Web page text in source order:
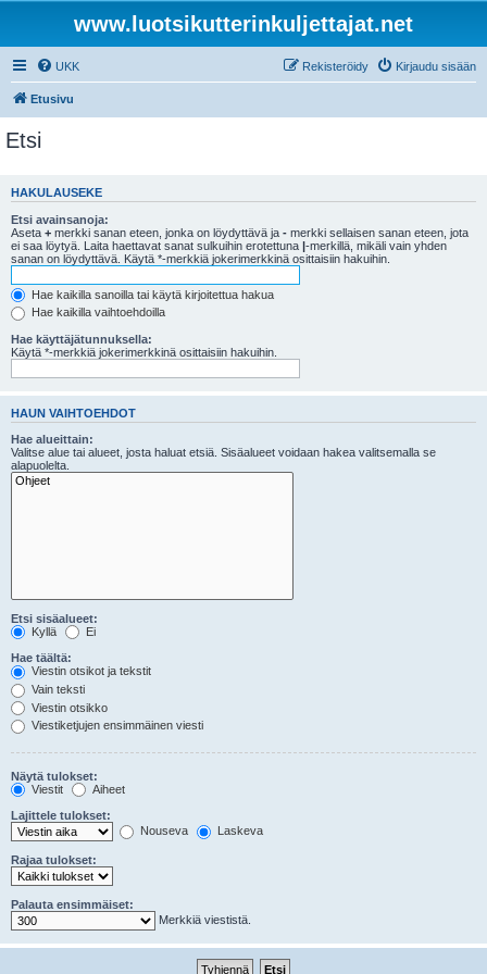
www.luotsikutterinkuljettajat.net
UKK Kirjaudu sisään
Rekisteröidy
Etusivu
Etsi
HAKULAUSEKE
Etsi avainsanoja:
Aseta + merkki sanan eteen, jonka on löydyttävä ja - merkki sellaisen sanan eteen, jota
ei saa löytyä. Laita haettavat sanat sulkuihin erotettuna |-merkillä, mikäli vain yhden
sanan on löydyttävä. Käytä *-merkkiä jokerimerkkinä osittaisiin hakuihin.
Hae kaikilla sanoilla tai käytä kirjoitettua hakua
Hae kaikilla vaihtoehdoilla
Hae käyttäjätunnuksella:
Käytä *-merkkiä jokerimerkkinä osittaisiin hakuihin.
HAUN VAIHTOEHDOT
Hae alueittain:
Valitse alue tai alueet, josta haluat etsiä. Sisäalueet voidaan hakea valitsemalla se
alapuolelta.
Etsi sisäalueet:
Kyllä
Ei
Hae täältä:
Viestin otsikot ja tekstit
Vain teksti
Viestin otsikko
Viestiketjujen ensimmäinen viesti
Näytä tulokset:
Viestit
Aiheet
Lajittele tulokset:
Nouseva
Laskeva
Rajaa tulokset:
Palauta ensimmäiset:
Merkkiä viestistä.